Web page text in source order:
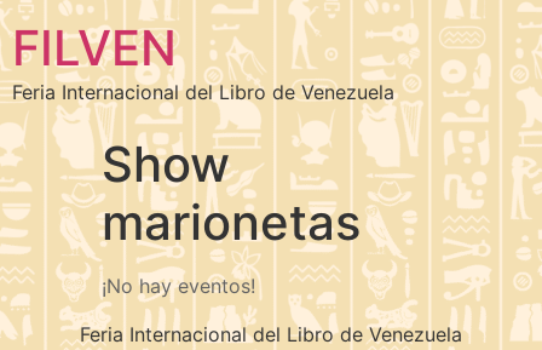
FILVEN
Feria Internacional del Libro de Venezuela
Show
marionetas
¡No hay eventos!
Feria Internacional del Libro de Venezuela